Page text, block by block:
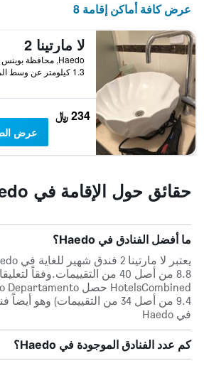
عرض كافة أماكن إقامة 8
لا مارتينا 2
1.3 كيلومتر عن وسط المدينة
234 ﷼
عرض
حقائق حول الإقامة في Haedo
ما أفضل الفنادق في Haedo؟
8.8 من أصل 40 من
9.4 من أصل 34 من التقييمات)
في Haedo
كم عدد الفنادق الموجودة في Haedo؟